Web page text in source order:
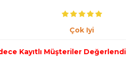
Çok Iyi
Kayıtlı Müşteriler